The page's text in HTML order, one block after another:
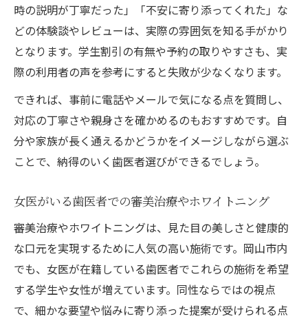
時の説明が丁寧だった」「不安に寄り添ってくれた」な
どの体験談やレビューは、実際の雰囲気を知る手がかり
となります。学生割引の有無や予約の取りやすさも、実
際の利用者の声を参考にすると失敗が少なくなります。
できれば、事前に電話やメールで気になる点を質問し、
対応の丁寧さや親身さを確かめるのもおすすめです。自
分や家族が長く通えるかどうかをイメージしながら選ぶ
ことで、納得のいく歯医者選びができるでしょう。
女医がいる歯医者での審美治療やホワイトニング
審美治療やホワイトニングは、見た目の美しさと健康的
な口元を実現するために人気の高い施術です。岡山市内
でも、女医が在籍している歯医者でこれらの施術を希望
する学生や女性が増えています。同性ならではの視点
で、細かな要望や悩みに寄り添った提案が受けられる点